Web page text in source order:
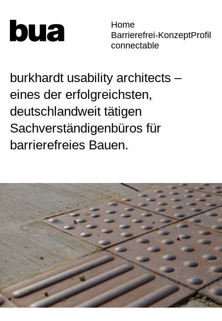
Home
Barrierefrei-KonzeptProfil
connectable
burkhardt usability architects –
eines der erfolgreichsten,
deutschlandweit tätigen
Sachverständigenbüros für
barrierefreies Bauen.